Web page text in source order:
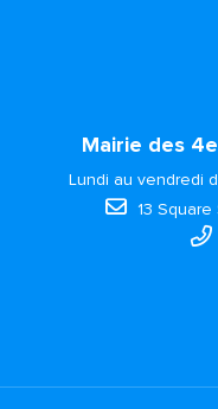
Mairie des
Lundi au vendredi
13 Square